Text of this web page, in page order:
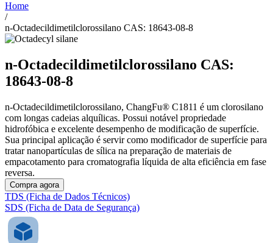
Home
/
n-Octadecildimetilclorossilano CAS: 18643-08-8
n-Octadecildimetilclorossilano CAS:
18643-08-8
n-Octadecildimetilclorossilano, ChangFu® C1811 é um clorosilano
com longas cadeias alquílicas. Possui notável propriedade
hidrofóbica e excelente desempenho de modificação de superfície.
Sua principal aplicação é servir como modificador de superfície para
tratar nanopartículas de sílica na preparação de materiais de
empacotamento para cromatografia líquida de alta eficiência em fase
reversa.
Compra agora
TDS (Ficha de Dados Técnicos)
SDS (Ficha de Data de Segurança)